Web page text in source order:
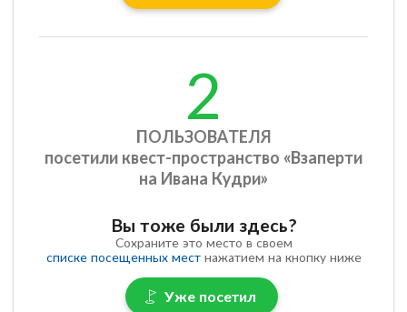
2
ПОЛЬЗОВАТЕЛЯ
посетили квест-пространство «Взаперти
на Ивана Кудри»
Вы тоже были здесь?
Сохраните это место в своем
списке посещенных местнажатием на кнопку ниже
Уже посетил